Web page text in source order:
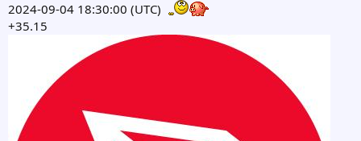
2024-09-04 18:30:00 (UTC)
+35.15